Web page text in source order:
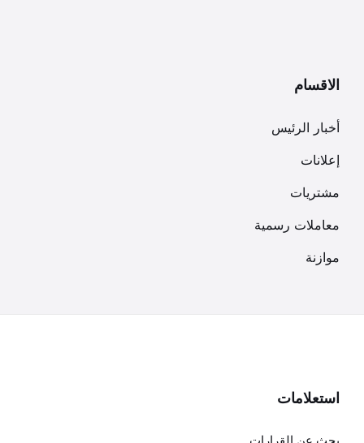
الاقسام
أخبار الرئيس
إعلانات
مشتريات
معاملات رسمية
موازنة
استعلامات